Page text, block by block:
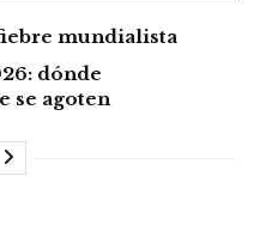
mundialista
dónde
se agoten